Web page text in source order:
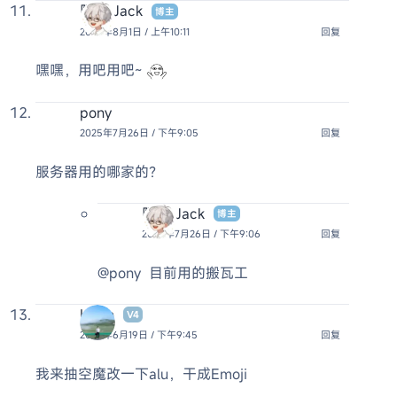
阿杰 Jack
博主
2025年8月1日 / 上午10:11
回复
嘿嘿，用吧用吧~
pony
2025年7月26日 / 下午9:05 回复
服务器用的哪家的？
阿杰 Jack
博主
2025年7月26日 / 下午9:06
回复
@pony 目前用的搬瓦工
Kevin
V4
2025年6月19日 / 下午9:45
回复
我来抽空魔改一下alu，干成Emoji